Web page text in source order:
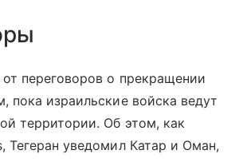
от переговоров о прекращении
пока израильские войска ведут
территории. Об этом, как
Тегеран уведомил Катар и Оман,